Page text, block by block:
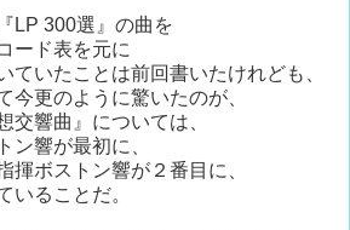
LP 300選』の曲を
ード表を元に
ていたことは前回書いたけれども、
今更のように驚いたのが、
交響曲』については、
ン響が最初に、
揮ボストン響が２番目に、
いることだ。